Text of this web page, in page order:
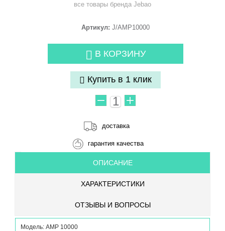
все товары бренда Jebao
Артикул: J/AMP10000
В КОРЗИНУ
Купить в 1 клик
доставка
гарантия качества
ОПИСАНИЕ
ХАРАКТЕРИСТИКИ
ОТЗЫВЫ И ВОПРОСЫ
Модель: AMP 10000